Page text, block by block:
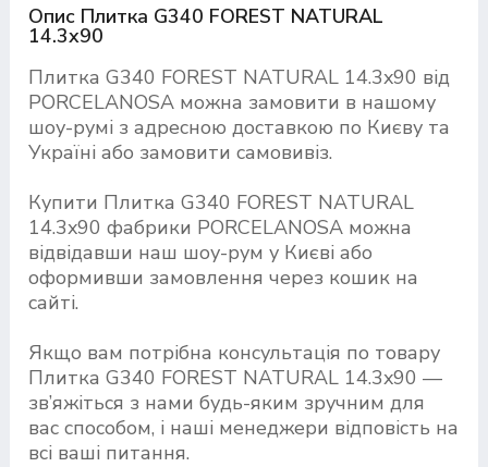
Опис Плитка G340 FOREST NATURAL
14.3x90
Плитка G340 FOREST NATURAL 14.3x90 від
PORCELANOSA можна замовити в нашому
шоу-румі з адресною доставкою по Києву та
Україні або замовити самовивіз.
Купити Плитка G340 FOREST NATURAL
14.3x90 фабрики PORCELANOSA можна
відвідавши наш шоу-рум у Києві або
оформивши замовлення через кошик на
сайті.
Якщо вам потрібна консультація по товару
Плитка G340 FOREST NATURAL 14.3x90 —
зв’яжіться з нами будь-яким зручним для
вас способом, і наші менеджери відповість на
всі ваші питання.